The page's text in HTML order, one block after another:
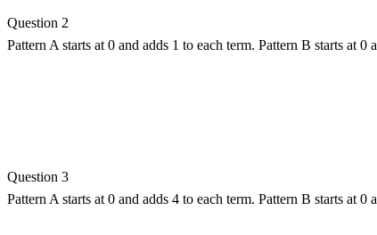
Question 2
Pattern A starts at 0 and adds 1 to each term. Pattern B starts at
Question 3
Pattern A starts at 0 and adds 4 to each term. Pattern B starts at